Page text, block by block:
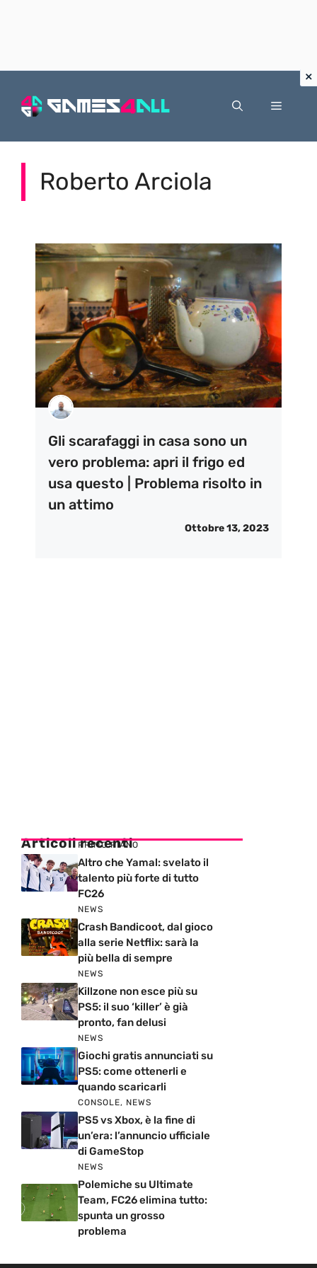
Menu
Roberto Arciola
Gli scarafaggi in casa sono un
vero problema: apri il frigo ed
usa questo | Problema risolto in
un attimo
Ottobre 13, 2023
Articoli recenti
PRIMO PIANO
Altro che Yamal: svelato il
talento più forte di tutto
FC26
NEWS
Crash Bandicoot, dal gioco
alla serie Netflix: sarà la
più bella di sempre
NEWS
Killzone non esce più su
PS5: il suo ‘killer’ è già
pronto, fan delusi
NEWS
Giochi gratis annunciati su
PS5: come ottenerli e
quando scaricarli
CONSOLE, NEWS
PS5 vs Xbox, è la fine di
un’era: l’annuncio ufficiale
di GameStop
NEWS
Polemiche su Ultimate
Team, FC26 elimina tutto:
spunta un grosso
problema